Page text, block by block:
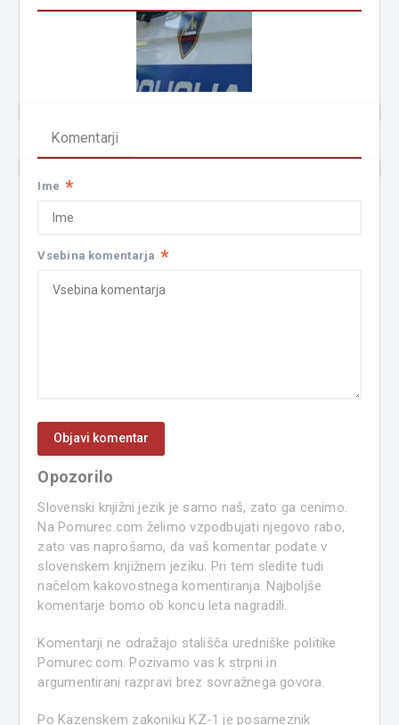
Komentarji
Ime *
Vsebina komentarja *
Opozorilo
Slovenski knjižni jezik je samo naš, zato ga cenimo.
Na Pomurec.com želimo vzpodbujati njegovo rabo,
zato vas naprošamo, da vaš komentar podate v
slovenskem knjižnem jeziku. Pri tem sledite tudi
načelom kakovostnega komentiranja. Najboljše
komentarje bomo ob koncu leta nagradili.
Komentarji ne odražajo stališča uredniške politike
Pomurec.com. Pozivamo vas k strpni in
argumentirani razpravi brez sovražnega govora.
Po Kazenskem zakoniku KZ-1 je posameznik